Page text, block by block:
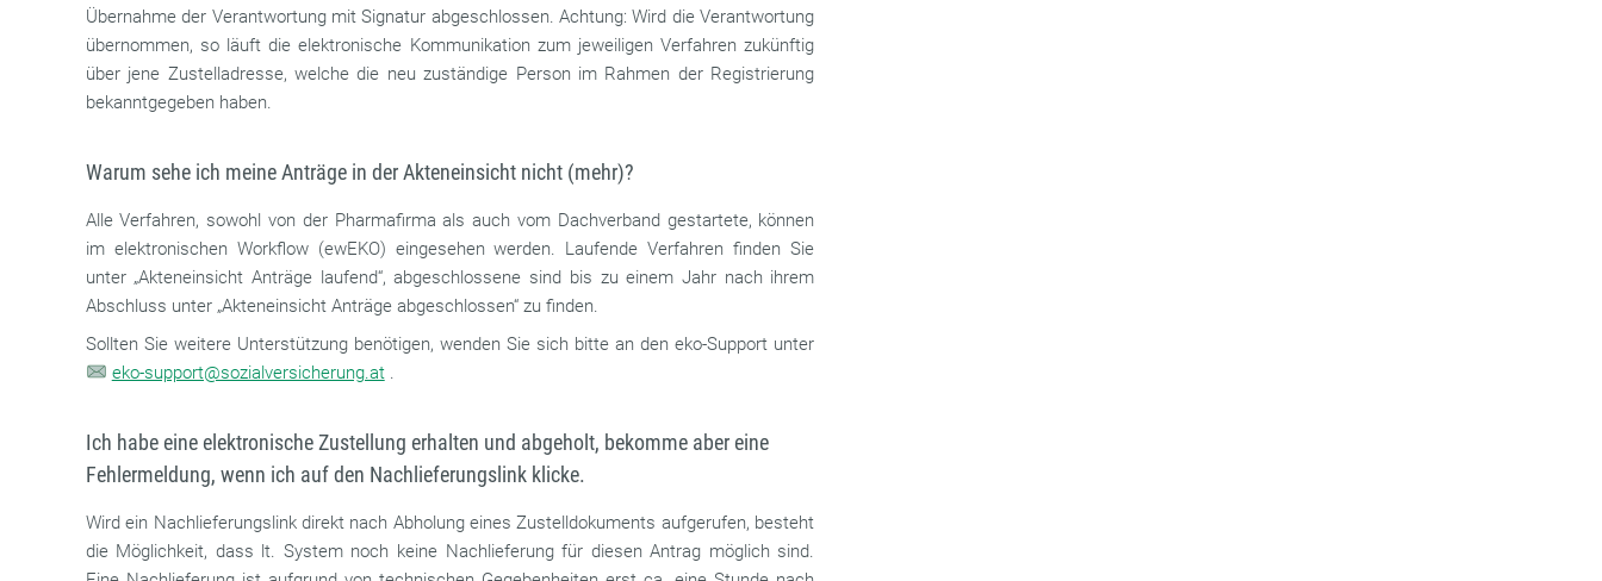
Übernahme der Verantwortung mit Signatur abgeschlossen. Achtung: Wird die Verantwortung
übernommen, so läuft die elektronische Kommunikation zum jeweiligen Verfahren zukünftig
über jene Zustelladresse, welche die neu zuständige Person im Rahmen der Registrierung
bekanntgegeben haben.
Warum sehe ich meine Anträge in der Akteneinsicht nicht (mehr)?
Alle Verfahren, sowohl von der Pharmafirma als auch vom Dachverband gestartete, können
im elektronischen Workflow (ewEKO) eingesehen werden. Laufende Verfahren finden Sie
unter „Akteneinsicht Anträge laufend“, abgeschlossene sind bis zu einem Jahr nach ihrem
Abschluss unter „Akteneinsicht Anträge abgeschlossen“ zu finden.
Sollten Sie weitere Unterstützung benötigen, wenden Sie sich bitte an den eko-Support unter
eko-support@sozialversicherung.at.
Ich habe eine elektronische Zustellung erhalten und abgeholt, bekomme aber eine
Fehlermeldung, wenn ich auf den Nachlieferungslink klicke.
Wird ein Nachlieferungslink direkt nach Abholung eines Zustelldokuments aufgerufen, besteht
die Möglichkeit, dass lt. System noch keine Nachlieferung für diesen Antrag möglich sind.